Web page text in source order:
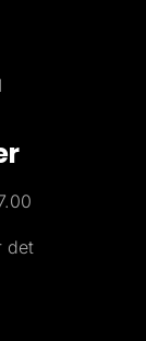
det